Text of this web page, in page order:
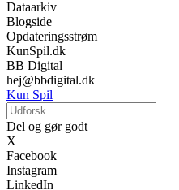
Dataarkiv
Blogside
Opdateringsstrøm
KunSpil.dk
BB Digital
hej@bbdigital.dk
Kun Spil
Del og gør godt
X
Facebook
Instagram
LinkedIn